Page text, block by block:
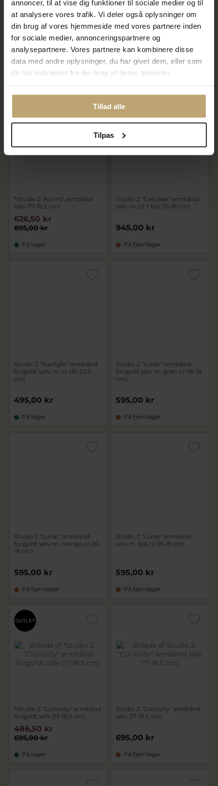
annoncer, til at vise dig funktioner til sociale medier og til
at analysere vores trafik. Vi deler også oplysninger om
din brug af vores hjemmeside med vores partnere inden
for sociale medier, annonceringspartnere og
analysepartnere. Vores partnere kan kombinere disse
data med andre oplysninger, du har givet dem, eller som
de har indsamlet fra din brug af deres tjenester.
Tillad alle
Tilpas
Studio Z "Tennis" armbånd
sølv m. cz (16-20 cm) - Røde
Kors Klub 10
495,00 kr
Studio Z "Shore" armbånd
sølv forgyldt med
ferskvandsperler (17-19 cm)
495,00 kr
På lager
*Studio Z "Acorn" armbånd
sølv (17-18,5 cm)
895,00 kr
626,50 kr
På lager
Studio Z "Cascade" armbånd
sølv m. cz + fvp (16-18 cm)
945,00 kr
På fjernlager
Studio Z "Starlight" armbånd
forgyldt sølv m. cz (18-20,5
cm)
495,00 kr
På lager
Studio Z "Lunar" armbånd
forgyldt sølv m. grøn cz (16-18
cm)
595,00 kr
På fjernlager
Studio Z "Lunar" armbånd
forgyldt sølv m. orange cz (16-
18 cm)
595,00 kr
På fjernlager
Studio Z "Lunar" armbånd
sølv m. blå cz (16-18 cm)
595,00 kr
På fjernlager
OUTLET
*Studio Z "Curiosity" armbånd
forgyldt sølv (17-18,5 cm)
695,00 kr
486,50 kr
På lager
Studio Z "Curiosity" armbånd
sølv (17-18,5 cm)
695,00 kr
På fjernlager